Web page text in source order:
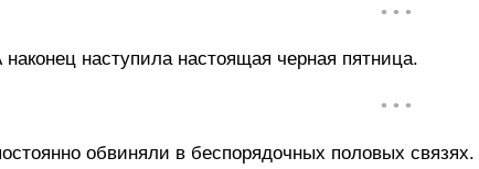
• • •
наступила настоящая черная пятница.
• • •
обвиняли в беспорядочных половых